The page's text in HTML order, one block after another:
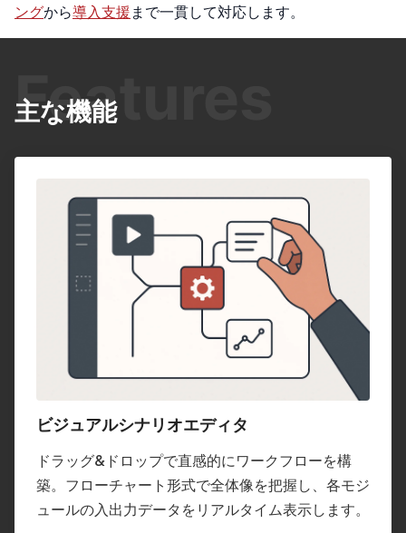
ングから導入支援まで一貫して対応します。
主な機能
Features
ビジュアルシナリオエディタ
ドラッグ&ドロップで直感的にワークフローを構
築。フローチャート形式で全体像を把握し、各モジ
ュールの入出力データをリアルタイム表示します。